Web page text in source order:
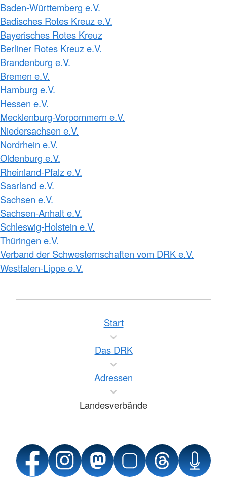
Baden-Württemberg e.V.
Badisches Rotes Kreuz e.V.
Bayerisches Rotes Kreuz
Berliner Rotes Kreuz e.V.
Brandenburg e.V.
Bremen e.V.
Hamburg e.V.
Hessen e.V.
Mecklenburg-Vorpommern e.V.
Niedersachsen e.V.
Nordrhein e.V.
Oldenburg e.V.
Rheinland-Pfalz e.V.
Saarland e.V.
Sachsen e.V.
Sachsen-Anhalt e.V.
Schleswig-Holstein e.V.
Thüringen e.V.
Verband der Schwesternschaften vom DRK e.V.
Westfalen-Lippe e.V.
Start
Das DRK
Adressen
Landesverbände